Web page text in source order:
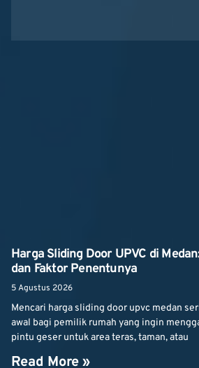
Harga Sliding Door UPVC di
dan Faktor Penentunya
5 Agustus 2026
Mencari harga sliding door upvc medan
awal bagi pemilik rumah yang ingin
pintu geser untuk area teras, taman, atau
Read More »